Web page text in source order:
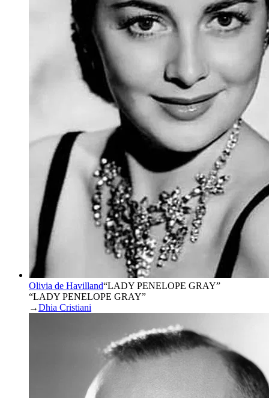
Olivia de Havilland“LADY PENELOPE GRAY”
“LADY PENELOPE GRAY”
→Dhia Cristiani